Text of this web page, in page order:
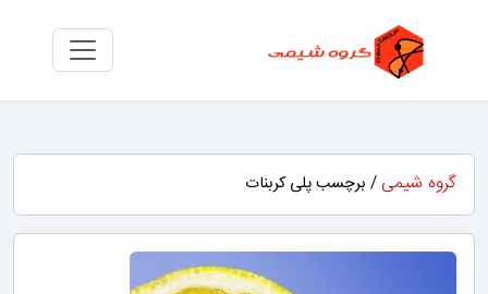
گروه شیمی / برچسب پلی کربنات